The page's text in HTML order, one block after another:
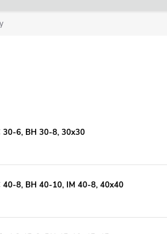
30-6, BH 30-8, 30x30
40-8, BH 40-10, IM 40-8, 40x40